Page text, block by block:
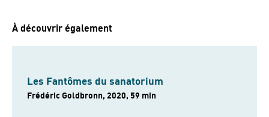
À découvrir également
Les Fantômes du sanatorium
Frédéric Goldbronn, 2020, 59 min